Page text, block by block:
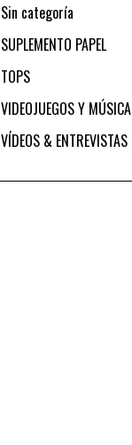
Sin categoría
SUPLEMENTO PAPEL
TOPS
VIDEOJUEGOS Y MÚSICA
VÍDEOS & ENTREVISTAS